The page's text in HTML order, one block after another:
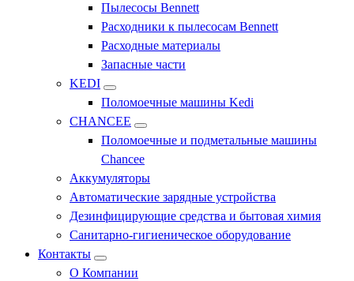
Пылесосы Bennett
Расходники к пылесосам Bennett
Расходные материалы
Запасные части
KEDI
Поломоечные машины Kedi
CHANCEE
Поломоечные и подметальные машины
Chancee
Аккумуляторы
Автоматические зарядные устройства
Дезинфицирующие средства и бытовая химия
Санитарно-гигиеническое оборудование
Контакты
О Компании